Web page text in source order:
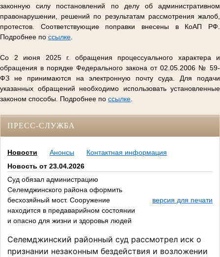
законную силу постановлений по делу об административном
правонарушении, решений по результатам рассмотрения жалоб,
протестов. Соответствующие поправки внесены в КоАП РФ.
Подробнее по ссылке
Со 2 июня 2025 г. обращения процессуального характера и
обращения в порядке Федерального закона от 02.05.2006 № 59-
ФЗ не принимаются на электронную почту суда. Для подачи
указанных обращений необходимо использовать установленные
законом способы. Подробнее по ссылке
ПРЕСС-СЛУЖБА
Новости Анонсы
Контактная информация
Новость от 23.04.2026
Суд обязал администрацию
Селемджинского района оформить
бесхозяйный мост. Сооружение
находится в предаварийном состоянии
и опасно для жизни и здоровья людей
версия для печати
Селемджинский районный суд рассмотрел иск о
признании незаконным бездействия и возложении